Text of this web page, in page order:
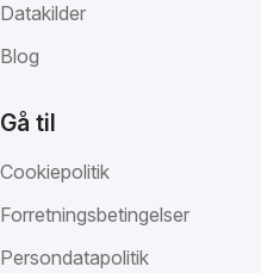
Datakilder
Blog
Gå til
Cookiepolitik
Forretningsbetingelser
Persondatapolitik